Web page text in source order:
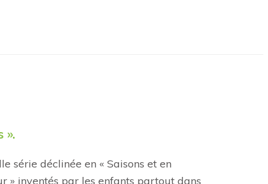
».
série déclinée en « Saisons et en
» inventés par les enfants partout dans